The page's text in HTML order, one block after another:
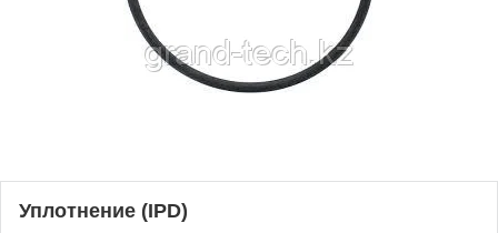
Уплотнение (IPD)